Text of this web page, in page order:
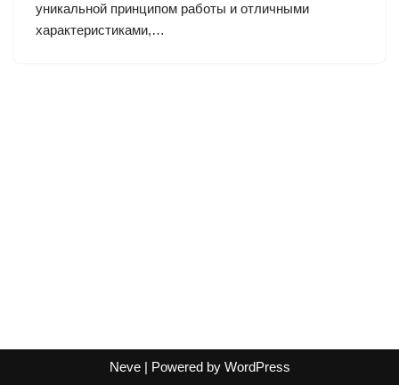
уникальной принципом работы и отличными
характеристиками,…
Neve| Powered by WordPress